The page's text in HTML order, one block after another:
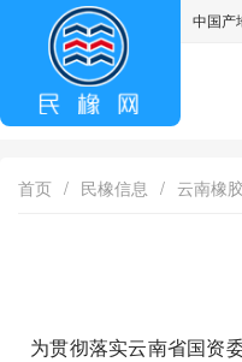
中国产
首页 / 民橡信息 / 云南橡
为贯彻落实云南省国资